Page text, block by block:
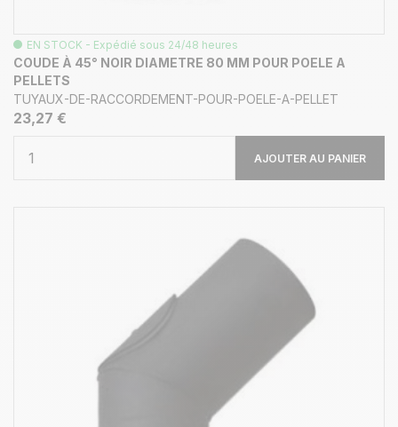
EN STOCK - Expédié sous 24/48 heures
COUDE À 45° NOIR DIAMETRE 80 MM POUR POELE A
PELLETS
TUYAUX-DE-RACCORDEMENT-POUR-POELE-A-PELLET
23,27 €
AJOUTER AU PANIER